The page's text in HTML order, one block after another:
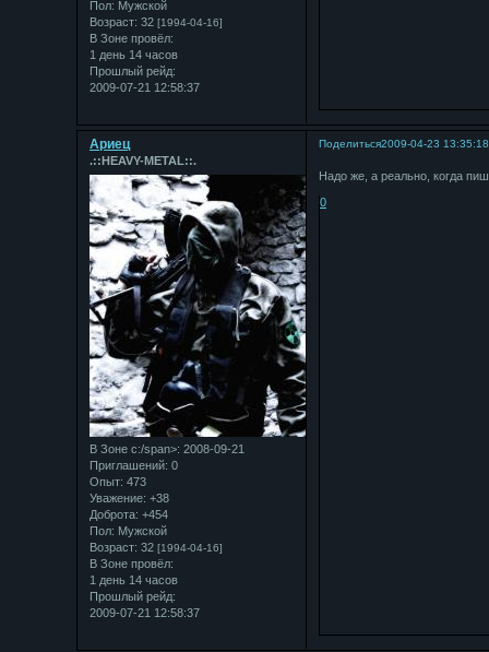
Пол: Мужской
Возраст: 32 [1994-04-16]
В Зоне провёл:
1 день 14 часов
Прошлый рейд:
2009-07-21 12:58:37
Поделиться2009-04-23 13:35:18
Ариец
.::HEAVY-METAL::.
В Зоне с:/span>: 2008-09-21
Приглашений: 0
Опыт: 473
Уважение: +38
Доброта: +454
Пол: Мужской
Возраст: 32 [1994-04-16]
В Зоне провёл:
1 день 14 часов
Прошлый рейд:
2009-07-21 12:58:37
Надо же, а реально, когда
0